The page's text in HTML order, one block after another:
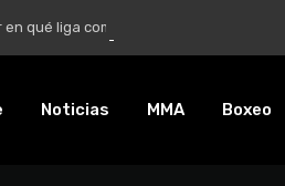
liga competirá”
Noticias MMA Boxeo